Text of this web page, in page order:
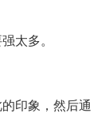
太多。
印象，然后通